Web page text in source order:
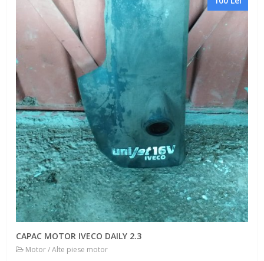
CAPAC MOTOR IVECO DAILY 2.3
Motor / Alte piese motor